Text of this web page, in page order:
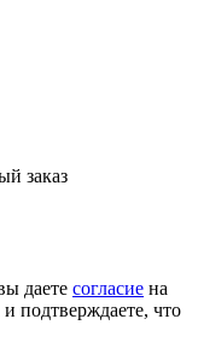
заказ
даете согласие на
подтверждаете, что